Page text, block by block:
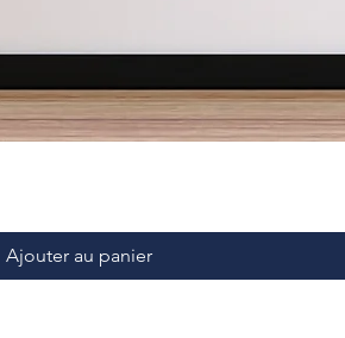
Ajouter au panier